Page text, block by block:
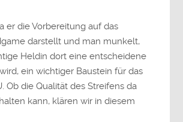
er die Vorbereitung auf das
darstellt und man munkelt,
Heldin dort eine entscheidene
ein wichtiger Baustein für das
Ob die Qualität des Streifens da
kann, klären wir in diesem